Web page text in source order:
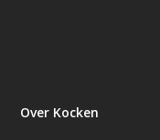
Over Kocken